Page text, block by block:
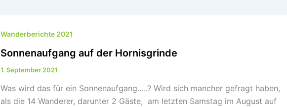
Wanderberichte 2021
Sonnenaufgang auf der Hornisgrinde
1. September 2021
Was wird das für ein Sonnenaufgang…..? Wird sich mancher gefragt haben,
als die 14 Wanderer, darunter 2 Gäste, am letzten Samstag im August auf